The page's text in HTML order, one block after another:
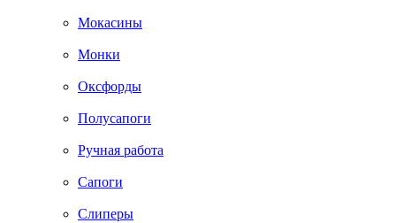
Мокасины
Монки
Оксфорды
Полусапоги
Ручная работа
Сапоги
Слиперы